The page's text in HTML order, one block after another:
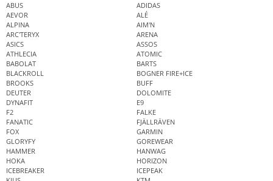
ABUS
ADIDAS
AEVOR
ALÉ
ALPINA
AIM'N
ARC'TERYX
ARENA
ASICS
ASSOS
ATHLECIA
ATOMIC
BABOLAT
BARTS
BLACKROLL
BOGNER FIRE+ICE
BROOKS
BUFF
DEUTER
DOLOMITE
DYNAFIT
E9
F2
FALKE
FANATIC
FJÄLLRÄVEN
FOX
GARMIN
GLORYFY
GOREWEAR
HAMMER
HANWAG
HOKA
HORIZON
ICEBREAKER
ICEPEAK